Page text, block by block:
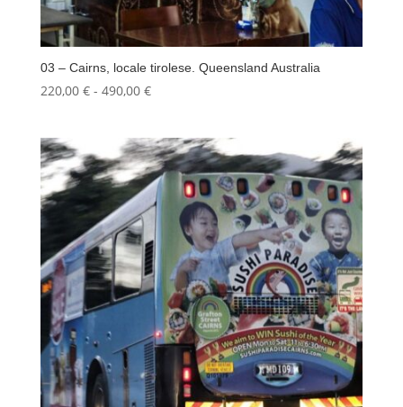
03 – Cairns, locale tirolese. Queensland Australia
220,00 € - 490,00 €Fascia
da
220,00 €
a
490,00 €